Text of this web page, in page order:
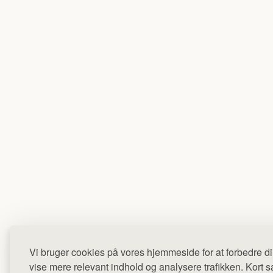
Vi bruger cookies på vores hjemmeside for at forbedre
vise mere relevant indhold og analysere trafikken. Kort